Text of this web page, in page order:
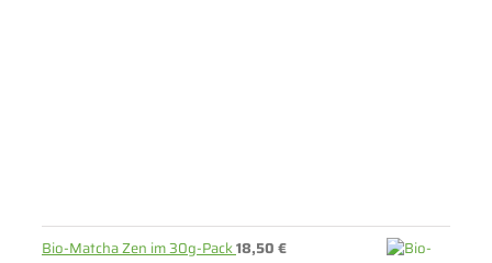
Bio-Matcha Zen im 30g-Pack18,50€